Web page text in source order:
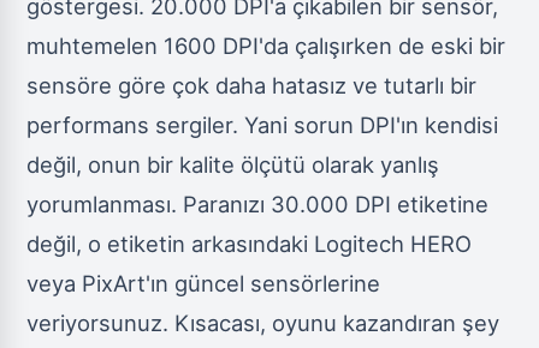
göstergesi. 20.000 DPI'a çıkabilen bir sensör,
muhtemelen 1600 DPI'da çalışırken de eski bir
sensöre göre çok daha hatasız ve tutarlı bir
performans sergiler. Yani sorun DPI'ın kendisi
değil, onun bir kalite ölçütü olarak yanlış
yorumlanması. Paranızı 30.000 DPI etiketine
değil, o etiketin arkasındaki Logitech HERO
veya PixArt'ın güncel sensörlerine
veriyorsunuz. Kısacası, oyunu kazandıran şey